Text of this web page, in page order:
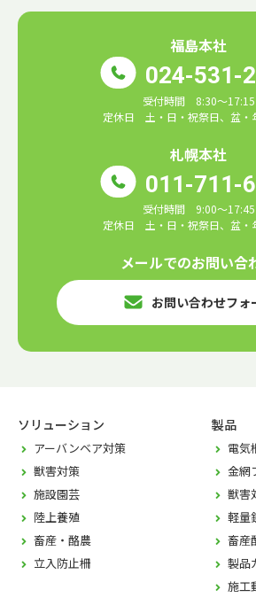
福島本社
024-531-
受付時間 8:30～17:15
定休日 土・日・祝祭日、盆・
札幌本社
011-711-
受付時間 9:00～17:45
定休日 土・日・祝祭日、盆・
メールでのお問い合
お問い合わせフォ
ソリューション
アーバンベア対策
獣害対策
施設園芸
陸上養殖
畜産・酪農
立入防止柵
製品
電気
金網
獣害
軽量
畜産
製品
施工